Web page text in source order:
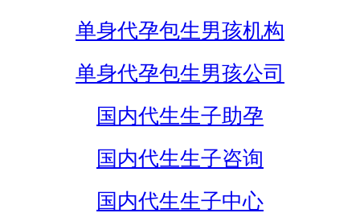
单身代孕包生男孩机构
单身代孕包生男孩公司
国内代生生子助孕
国内代生生子咨询
国内代生生子中心